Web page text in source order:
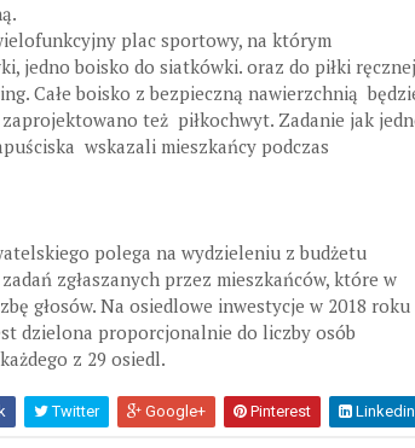
plac sportowy, na którym
jedno boisko do siatkówki. oraz do piłki
Całe boisko z bezpieczną nawierzchnią
zaprojektowano też piłkochwyt. Zadanie jak
wskazali mieszkańcy podczas
polega na wydzieleniu z budżetu
zgłaszanych przez mieszkańców, które w
głosów. Na osiedlowe inwestycje w 2018 roku
dzielona proporcjonalnie do liczby osób
z 29 osiedl.
Twitter Google+ Pinterest Linkedin